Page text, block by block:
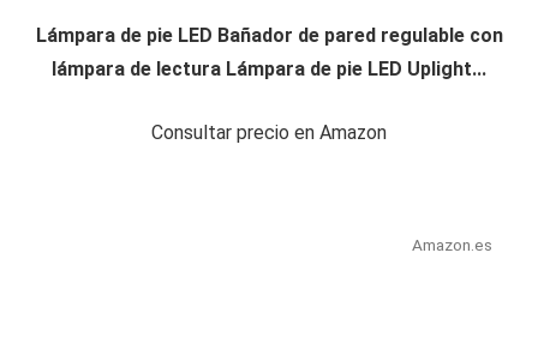
Lámpara de pie LED Bañador de pared regulable con
lámpara de lectura Lámpara de pie LED Uplight...
Consultar precio en Amazon
Amazon.es